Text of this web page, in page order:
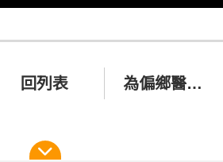
回列表 為偏鄉醫療多走一哩路 音樂會系列 - 承諾